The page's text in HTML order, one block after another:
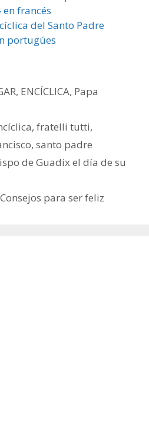
francés
del Santo Padre
portugúes
, ENCÍCLICA, Papa
,fratelli tutti,
, santo padre
de Guadix el día de su
para ser feliz